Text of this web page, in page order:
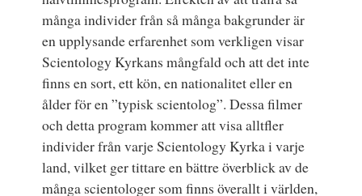
många individer från så många bakgrunder är
en upplysande erfarenhet som verkligen visar
Scientology Kyrkans mångfald och att det inte
finns en sort, ett kön, en nationalitet eller en
ålder för en ”typisk scientolog”. Dessa filmer
och detta program kommer att visa alltfler
individer från varje Scientology Kyrka i varje
land, vilket ger tittare en bättre överblick av de
många scientologer som finns överallt i världen,